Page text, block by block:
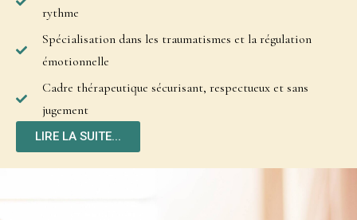
rythme
Spécialisation dans les traumatismes et la régulation
émotionnelle
Cadre thérapeutique sécurisant, respectueux et sans
jugement
LIRE LA SUITE...